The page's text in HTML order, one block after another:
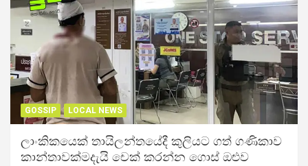
GOSSIP LOCAL NEWS
ලාංකිකයෙක් තායිලන්තයේදී කුලියට ගත් ගණිකාව
කාන්තාවක්මදැයි චෙක් කරන්න ගොස් ඔළුව